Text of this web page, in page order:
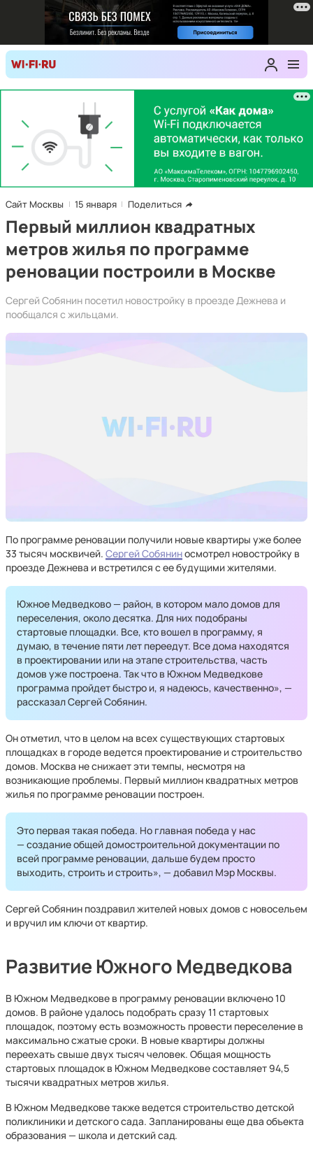
Сайт Москвы 15 января Поделиться
Первый миллион квадратных
метров жилья по программе
реновации построили в Москве
Сергей Собянин посетил новостройку в проезде Дежнева и
пообщался с жильцами.
По программе реновации получили новые квартиры уже более
33 тысяч москвичей. Сергей Собяниносмотрел новостройку в
проезде Дежнева и встретился с ее будущими жителями.
Южное Медведково — район, в котором мало домов для
переселения, около десятка. Для них подобраны
стартовые площадки. Все, кто вошел в программу, я
думаю, в течение пяти лет переедут. Все дома находятся
в проектировании или на этапе строительства, часть
домов уже построена. Так что в Южном Медведкове
программа пройдет быстро и, я надеюсь, качественно», —
рассказал Сергей Собянин.
Он отметил, что в целом на всех существующих стартовых
площадках в городе ведется проектирование и строительство
домов. Москва не снижает эти темпы, несмотря на
возникающие проблемы. Первый миллион квадратных метров
жилья по программе реновации построен.
Это первая такая победа. Но главная победа у нас
— создание общей домостроительной документации по
всей программе реновации, дальше будем просто
выходить, строить и строить», — добавил Мэр Москвы.
Сергей Собянин поздравил жителей новых домов с новосельем
и вручил им ключи от квартир.
Развитие Южного Медведкова
В Южном Медведкове в программу реновации включено 10
домов. В районе удалось подобрать сразу 11 стартовых
площадок, поэтому есть возможность провести переселение в
максимально сжатые сроки. В новые квартиры должны
переехать свыше двух тысяч человек. Общая мощность
стартовых площадок в Южном Медведкове составляет 94,5
тысячи квадратных метров жилья.
В Южном Медведкове также ведется строительство детской
поликлиники и детского сада. Запланированы еще два объекта
образования — школа и детский сад.